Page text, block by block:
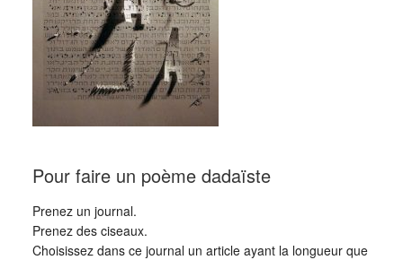
Pour faire un poème dadaïste
Prenez un journal.
Prenez des ciseaux.
Choisissez dans ce journal un article ayant la longueur que